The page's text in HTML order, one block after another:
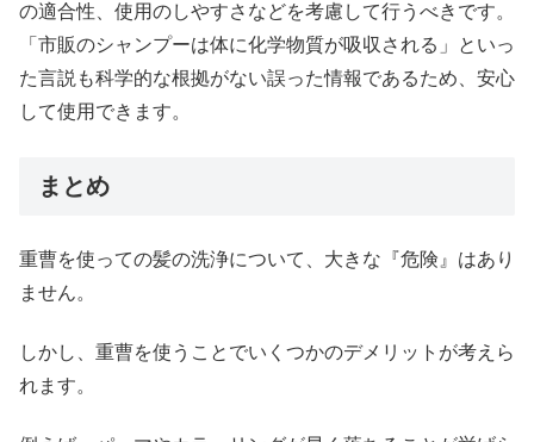
の適合性、使用のしやすさなどを考慮して行うべきです。
「市販のシャンプーは体に化学物質が吸収される」といっ
た言説も科学的な根拠がない誤った情報であるため、安心
して使用できます。
まとめ
重曹を使っての髪の洗浄について、大きな『危険』はあり
ません。
しかし、重曹を使うことでいくつかのデメリットが考えら
れます。